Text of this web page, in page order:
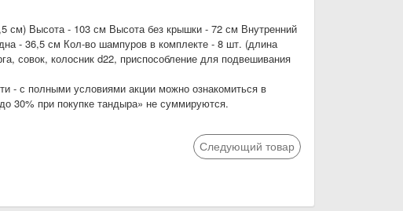
см) Высота - 103 см Высота без крышки - 72 см Внутренний
- 36,5 см Кол-во шампуров в комплекте - 8 шт. (длина
совок, колосник d22, приспособление для подвешивания
- с полными условиями акции можно ознакомиться в
30% при покупке тандыра» не суммируются.
Следующий товар